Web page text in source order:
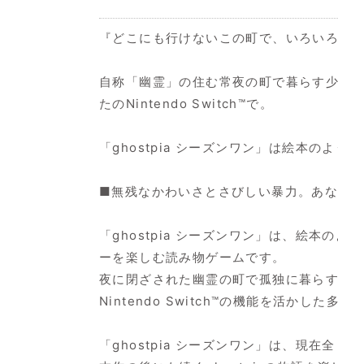
『どこにも行けないこの町で、いろい
自称「幽霊」の住む常夜の町で暮ら
たのNintendo Switch™で。
「ghostpia シーズンワン」は絵本の
■無残なかわいさとさびしい暴力。あ
「ghostpia シーズンワン」は、絵本
ーを楽しむ読み物ゲームです。
夜に閉ざされた幽霊の町で孤独に暮
Nintendo Switch™の機能を活かした多
「ghostpia シーズンワン」は、現在